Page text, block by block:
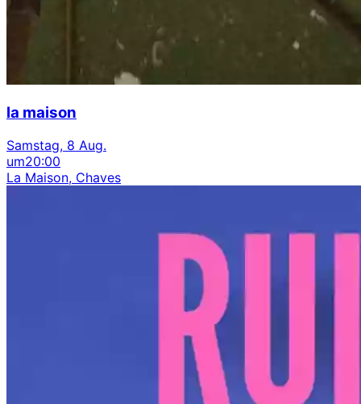
la maison
Samstag, 8 Aug.
um20:00
La Maison, Chaves